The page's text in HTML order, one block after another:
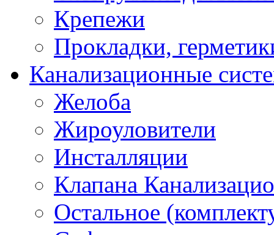
Крепежи
Прокладки,
Канализационные
Желоба
Жироуловители
Инсталляции
Клапана
Остальное